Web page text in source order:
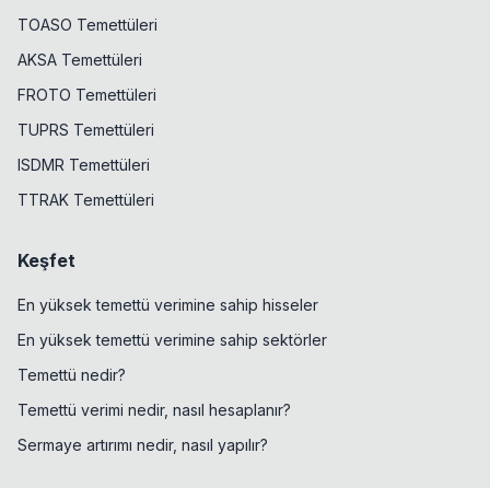
TOASO Temettüleri
AKSA Temettüleri
FROTO Temettüleri
TUPRS Temettüleri
ISDMR Temettüleri
TTRAK Temettüleri
Keşfet
En yüksek temettü verimine sahip hisseler
En yüksek temettü verimine sahip sektörler
Temettü nedir?
Temettü verimi nedir, nasıl hesaplanır?
Sermaye artırımı nedir, nasıl yapılır?